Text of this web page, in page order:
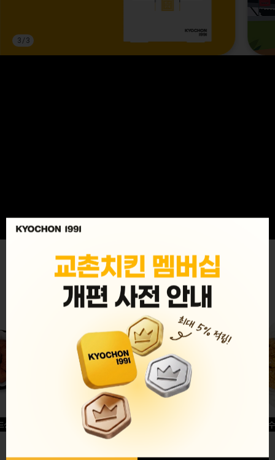
3/ 3
MENU
글윙
반반순살[레드+허니]
허니옥